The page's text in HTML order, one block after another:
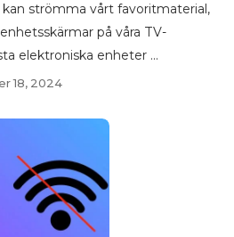
strömma vårt favoritmaterial,
på våra TV-
elektroniska enheter ...
18, 2024